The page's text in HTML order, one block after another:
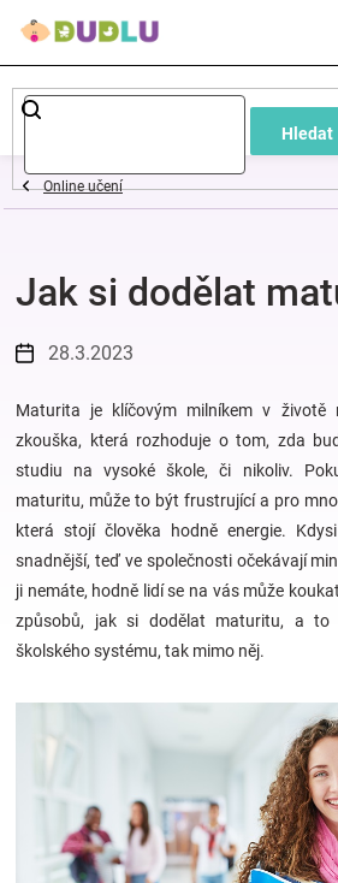
Hledat
Dětské
a
oblečení
Pokojíček
a
kojenecká
výbava
Hračky
a
Online učení
Jak si dodělat
28.3.2023
Maturita je klíčovým milníkem v
zkouška, která rozhoduje o tom, zda
studiu na vysoké škole, či nikoliv.
maturitu, může to být frustrující a pro
která stojí člověka hodně energie.
snadnější, teď ve společnosti očekávají
ji nemáte, hodně lidí se na vás může
způsobů, jak si dodělat maturitu, a to
školského systému, tak mimo něj.